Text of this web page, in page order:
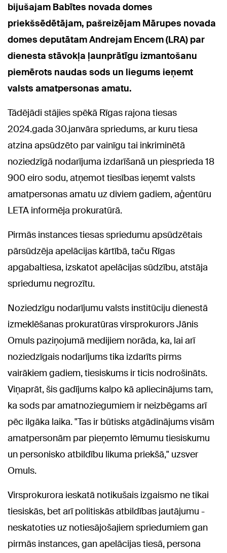
bijušajam Babītes novada domes
priekšsēdētājam, pašreizējam Mārupes novada
domes deputātam Andrejam Encem (LRA) par
dienesta stāvokļa ļaunprātīgu izmantošanu
piemērots naudas sods un liegums ieņemt
valsts amatpersonas amatu.
Tādējādi stājies spēkā Rīgas rajona tiesas
2024.gada 30.janvāra spriedums, ar kuru tiesa
atzina apsūdzēto par vainīgu tai inkriminētā
noziedzīgā nodarījuma izdarīšanā un piesprieda 18
900 eiro sodu, atņemot tiesības ieņemt valsts
amatpersonas amatu uz diviem gadiem, aģentūru
LETA informēja prokuratūrā.
Pirmās instances tiesas spriedumu apsūdzētais
pārsūdzēja apelācijas kārtībā, taču Rīgas
apgabaltiesa, izskatot apelācijas sūdzību, atstāja
spriedumu negrozītu.
Noziedzīgu nodarījumu valsts institūciju dienestā
izmeklēšanas prokuratūras virsprokurors Jānis
Omuls paziņojumā medijiem norāda, ka, lai arī
noziedzīgais nodarījums tika izdarīts pirms
vairākiem gadiem, tiesiskums ir ticis nodrošināts.
Viņaprāt, šis gadījums kalpo kā apliecinājums tam,
ka sods par amatnoziegumiem ir neizbēgams arī
pēc ilgāka laika. "Tas ir būtisks atgādinājums visām
amatpersonām par pieņemto lēmumu tiesiskumu
un personisko atbildību likuma priekšā," uzsver
Omuls.
Virsprokurora ieskatā notikušais izgaismo ne tikai
tiesiskās, bet arī politiskās atbildības jautājumu -
neskatoties uz notiesājošajiem spriedumiem gan
pirmās instances, gan apelācijas tiesā, persona